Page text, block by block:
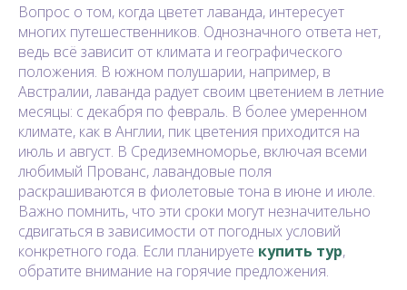
Вопрос о том, когда цветет лаванда, интересует
многих путешественников. Однозначного ответа нет,
ведь всё зависит от климата и географического
положения. В южном полушарии, например, в
Австралии, лаванда радует своим цветением в летние
месяцы: с декабря по февраль. В более умеренном
климате, как в Англии, пик цветения приходится на
июль и август. В Средиземноморье, включая всеми
любимый Прованс, лавандовые поля
раскрашиваются в фиолетовые тона в июне и июле.
Важно помнить, что эти сроки могут незначительно
сдвигаться в зависимости от погодных условий
конкретного года. Если планируете купить тур,
обратите внимание на горячие предложения.